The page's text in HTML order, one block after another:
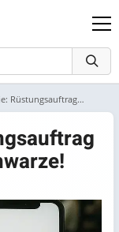
Leonardo-Aktie: Rüstungsauftrag aus Kuwait trifft ins Schwarze!